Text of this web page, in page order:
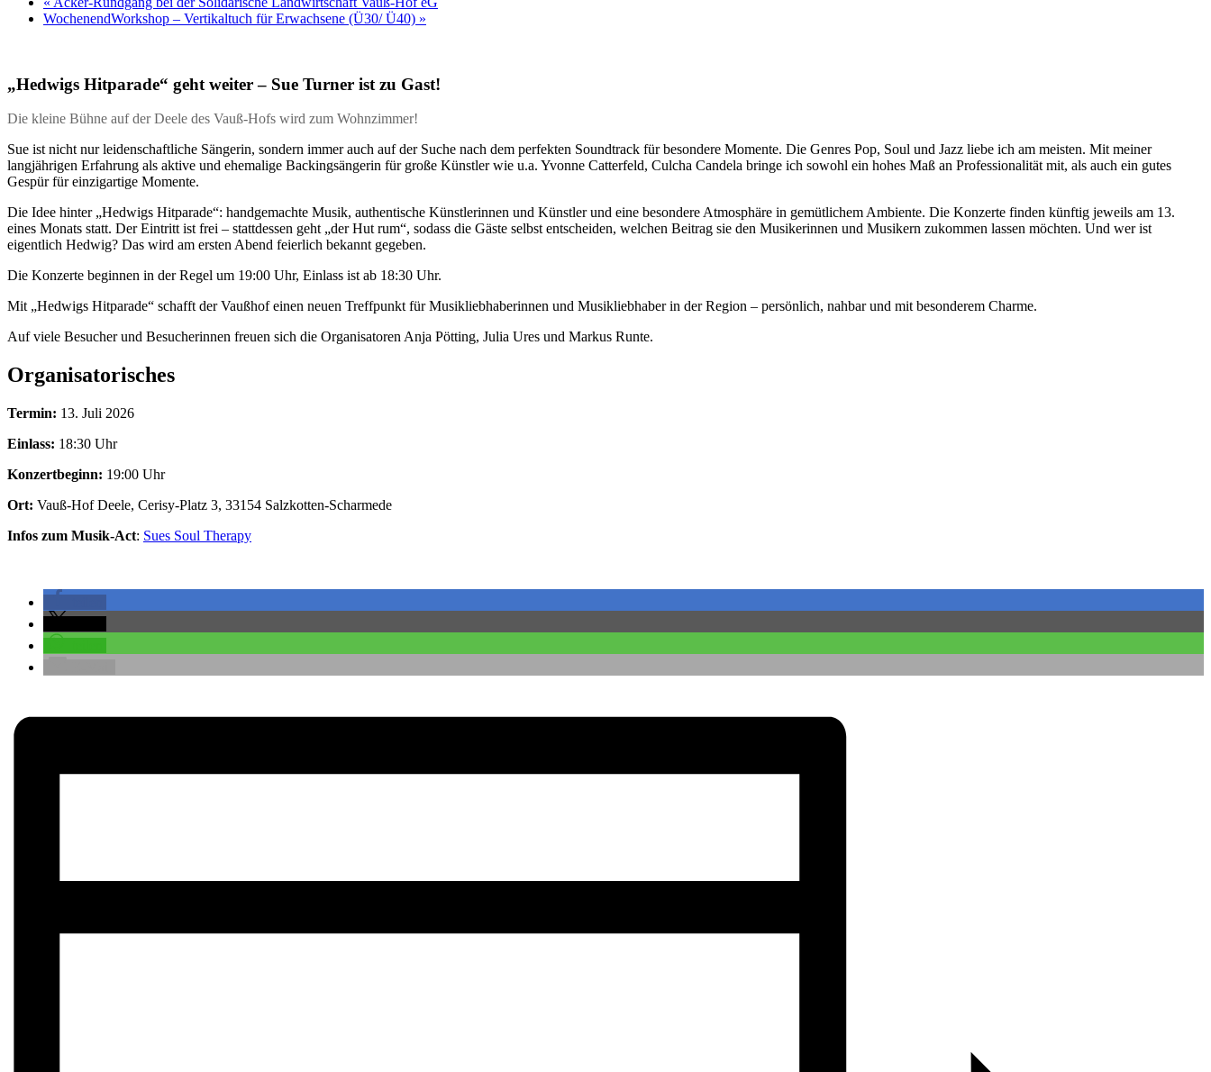
WochenendWorkshop – Vertikaltuch für Erwachsene (Ü30/ Ü40) »
„Hedwigs Hitparade“ geht weiter – Sue Turner ist zu Gast!
Die kleine Bühne auf der Deele des Vauß-Hofs wird zum Wohnzimmer!
Sue ist nicht nur leidenschaftliche Sängerin, sondern immer auch auf der Suche nach dem perfekten Soundtrack für besondere Momente. Die Genres Pop, Soul und Jazz liebe ich am meisten. Mit meiner
langjährigen Erfahrung als aktive und ehemalige Backingsängerin für große Künstler wie u.a. Yvonne Catterfeld, Culcha Candela bringe ich sowohl ein hohes Maß an Professionalität mit, als auch ein gutes
Gespür für einzigartige Momente.
Die Idee hinter „Hedwigs Hitparade“: handgemachte Musik, authentische Künstlerinnen und Künstler und eine besondere Atmosphäre in gemütlichem Ambiente. Die Konzerte finden künftig jeweils am 13.
eines Monats statt. Der Eintritt ist frei – stattdessen geht „der Hut rum“, sodass die Gäste selbst entscheiden, welchen Beitrag sie den Musikerinnen und Musikern zukommen lassen möchten. Und wer ist
eigentlich Hedwig? Das wird am ersten Abend feierlich bekannt gegeben.
Die Konzerte beginnen in der Regel um 19:00 Uhr, Einlass ist ab 18:30 Uhr.
Mit „Hedwigs Hitparade“ schafft der Vaußhof einen neuen Treffpunkt für Musikliebhaberinnen und Musikliebhaber in der Region – persönlich, nahbar und mit besonderem Charme.
Auf viele Besucher und Besucherinnen freuen sich die Organisatoren Anja Pötting, Julia Ures und Markus Runte.
Organisatorisches
Termin: 13. Juli 2026
Einlass: 18:30 Uhr
Konzertbeginn: 19:00 Uhr
Ort: Vauß-Hof Deele, Cerisy-Platz 3, 33154 Salzkotten-Scharmede
Infos zum Musik-Act: Sues Soul Therapy